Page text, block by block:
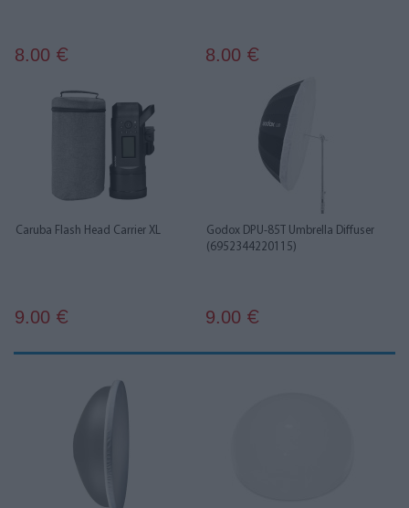
8.00 € 8.00 €
Caruba Flash Head Carrier XL
9.00 €
Godox DPU-85T Umbrella Diffuser
(6952344220115)
9.00 €